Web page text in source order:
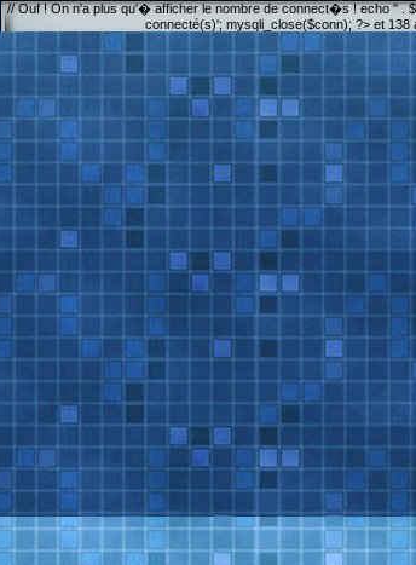
// Ouf ! On n'a plus qu'� afficher le nombre de connect�s ! echo '' .
connecté(s)'; mysqli_close($conn); ?> et 138